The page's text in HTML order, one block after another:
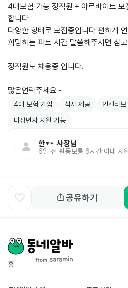
4대보험 가능 정직원 + 아르바이트 모
합니다
다양한 형태로 모집중입니다 편하게
희망하는 파트 시간 말씀해주시면 참
정직원도 채용중 입니다.
4대 보험 가입 식사 제공 인센티브
미성년자 지원 가능
한** 사장님
6일 전 활동 보통 6시간 이내 지
공유하기
홈